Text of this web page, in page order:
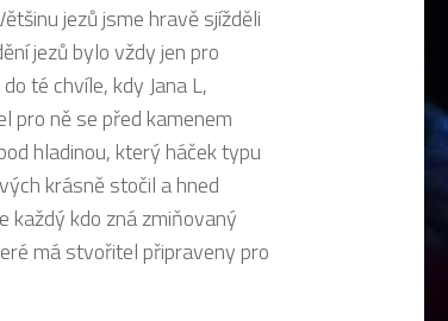
jezů jsme hravě sjížděli
jezů bylo vždy jen pro
té chvíle, kdy Jana L,
pro ně se před kamenem
hladinou, který háček typu
krásně stočil a hned
každý kdo zná zmiňovaný
má stvořitel připraveny pro